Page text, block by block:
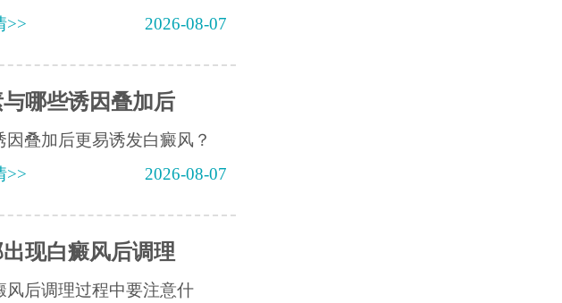
>> 2026-08-07
哪些诱因叠加后
叠加后更易诱发白癜风？
>> 2026-08-07
现白癜风后调理
后调理过程中要注意什